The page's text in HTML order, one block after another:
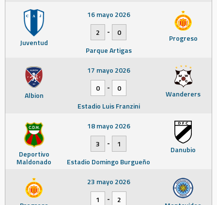
Juventud Progreso
16 mayo 2026
2
-
0
Parque Artigas
Albion Wanderers
17 mayo 2026
0
-
0
Estadio Luis Franzini
Deportivo
Maldonado
Danubio
18 mayo 2026
3
-
1
Estadio Domingo Burgueño
23 mayo 2026
1
-
2